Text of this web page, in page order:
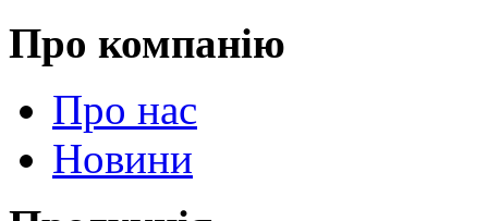
Про компанію
Про нас
Новини